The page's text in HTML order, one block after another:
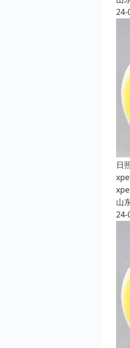
24-
日
山
24-